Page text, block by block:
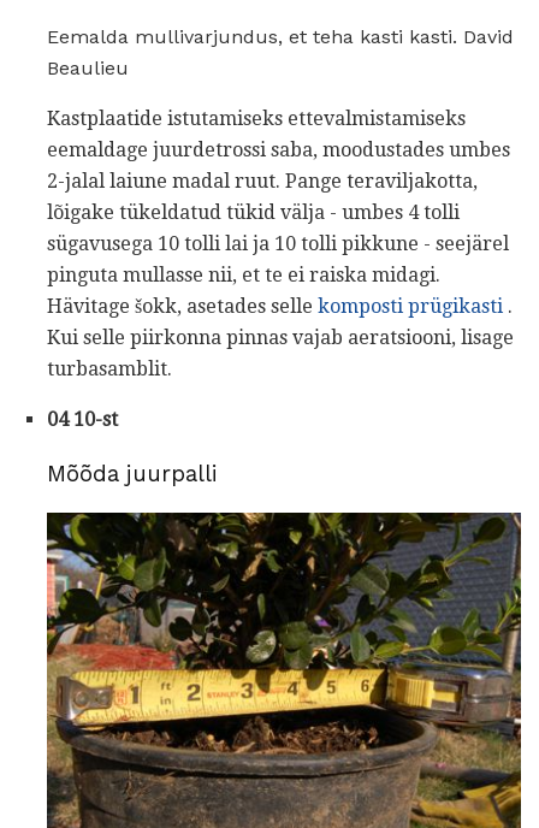
Eemalda mullivarjundus, et teha kasti kasti. David
Beaulieu
Kastplaatide istutamiseks ettevalmistamiseks
eemaldage juurdetrossi saba, moodustades umbes
2-jalal laiune madal ruut. Pange teraviljakotta,
lõigake tükeldatud tükid välja - umbes 4 tolli
sügavusega 10 tolli lai ja 10 tolli pikkune - seejärel
pinguta mullasse nii, et te ei raiska midagi.
Hävitage šokk, asetades selle komposti prügikasti .
Kui selle piirkonna pinnas vajab aeratsiooni, lisage
turbasamblit.
04 10-st
Mõõda juurpalli